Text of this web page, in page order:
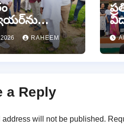
ఆర్డీవో
రెడ్డి
RAHEEM
a Reply
address will not be published.